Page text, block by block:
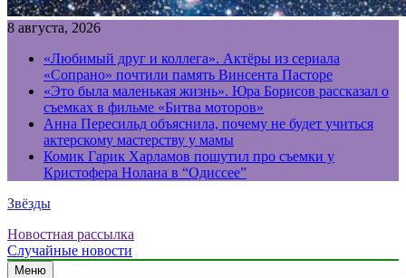
8 августа, 2026
«Любимый друг и коллега». Актёры из сериала
«Сопрано» почтили память Винсента Пасторе
«Это была маленькая жизнь». Юра Борисов рассказал о
съемках в фильме «Битва моторов»
Анна Пересильд объяснила, почему не будет учиться
актерскому мастерству у мамы
Комик Гарик Харламов пошутил про съемки у
Кристофера Нолана в “Одиссее”
Звёзды
Новостная рассылка
Случайные новости
Меню